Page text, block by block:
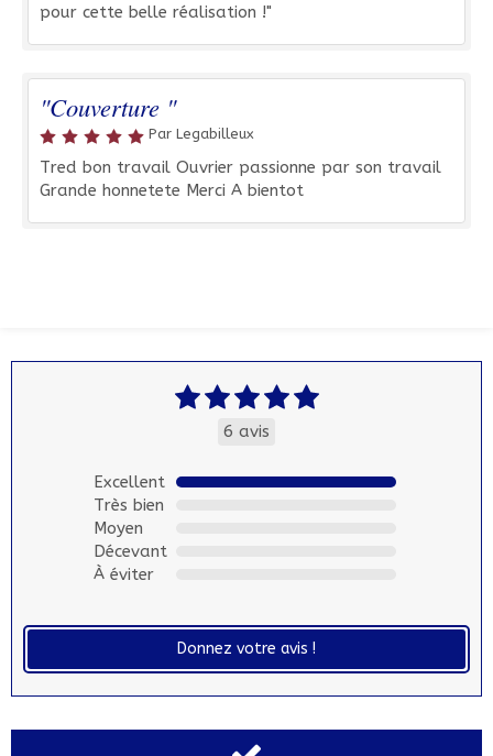
pour cette belle réalisation !"
"Couverture "
Par Legabilleux
Tred bon travail Ouvrier passionne par son travail
Grande honnetete Merci A bientot
6 avis
Excellent
Très bien
Moyen
Décevant
À éviter
Donnez votre avis !